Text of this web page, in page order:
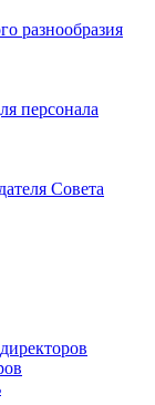
разнообразия
персонала
Совета